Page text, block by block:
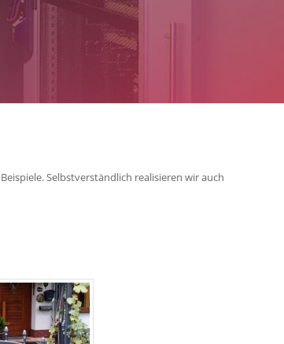
Selbstverständlich realisieren wir auch